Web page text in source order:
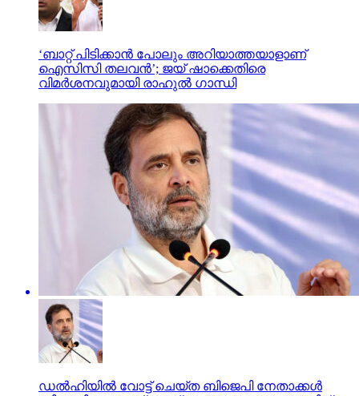
‘ബാറ്റ് പിടിക്കാൻ പോലും അറിയാത്തയാളാണ്
ഐസിസി തലവൻ’; ജയ് ഷാക്കെതിരെ
വിമർശനവുമായി രാഹുൽ ഗാന്ധി
ഡല്‍ഹിയില്‍ വോട്ട് ചെയ്ത ബിജെപി നേതാക്കള്‍